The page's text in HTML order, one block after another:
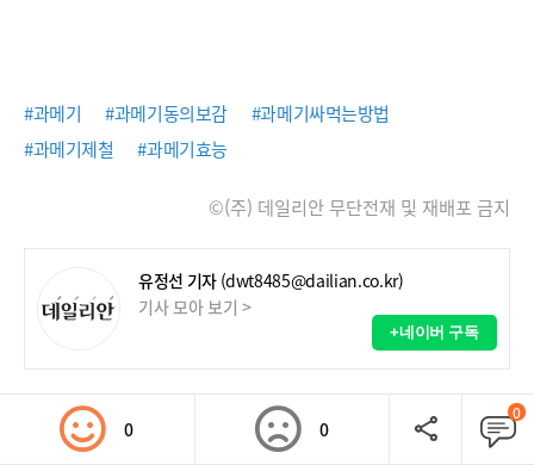
#과메기 #과메기동의보감
#과메기싸먹는방법
#과메기제철
#과메기효능
©(주) 데일리안 무단전재 및 재배포 금지
유정선 기자 (dwt8485@dailian.co.kr)
기사 모아 보기 >
+네이버 구독
0 0
0